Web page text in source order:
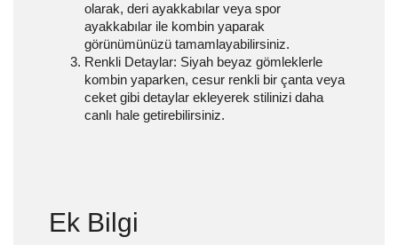
olarak, deri ayakkabılar veya spor
ayakkabılar ile kombin yaparak
görünümünüzü tamamlayabilirsiniz.
Renkli Detaylar: Siyah beyaz gömleklerle
kombin yaparken, cesur renkli bir çanta veya
ceket gibi detaylar ekleyerek stilinizi daha
canlı hale getirebilirsiniz.
Ek Bilgi